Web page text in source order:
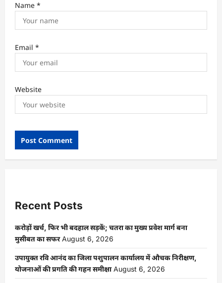
Name *
Email *
Website
Recent Posts
करोड़ों खर्च, फिर भी बदहाल सड़कें; चतरा का मुख्य प्रवेश मार्ग बना
मुसीबत का सफर August 6, 2026
उपायुक्त रवि आनंद का जिला पशुपालन कार्यालय में औचक निरीक्षण,
योजनाओं की प्रगति की गहन समीक्षा August 6, 2026